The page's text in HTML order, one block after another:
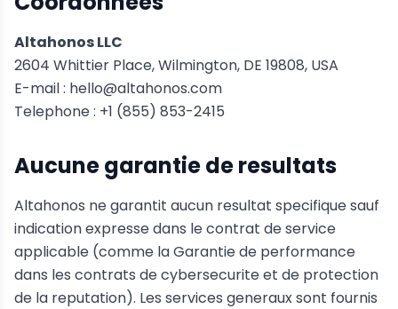
Altahonos LLC
2604 Whittier Place, Wilmington, DE 19808, USA
E-mail : hello@altahonos.com
Telephone : +1 (855) 853-2415
Aucune garantie de resultats
Altahonos ne garantit aucun resultat specifique sauf
indication expresse dans le contrat de service
applicable (comme la Garantie de performance
dans les contrats de cybersecurite et de protection
de la reputation). Les services generaux sont fournis